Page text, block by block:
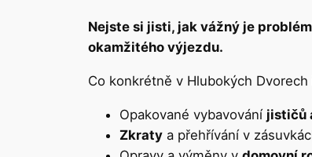
Nejste si jisti, jak vážný je
okamžitého výjezdu.
Co konkrétně v Hlubokých
Opakované vybavování jističů
Zkraty a přehřívání v